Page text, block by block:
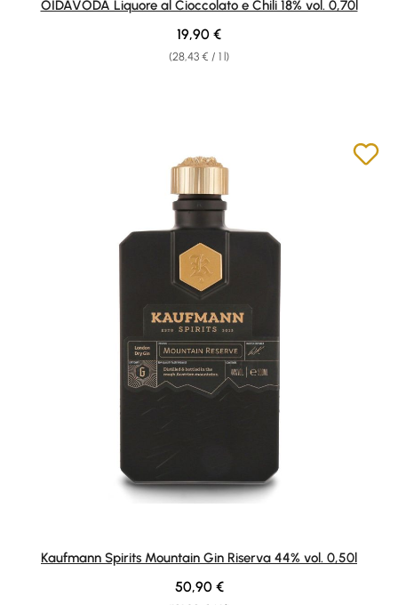
OIDAVODA Liquore al Cioccolato e Chili 18% vol. 0,70l
(28,43 € / 1 l)
Regular price:
19,90 €
Kaufmann Spirits Mountain Gin Riserva 44% vol. 0,50l
Regular price:
50,90 €